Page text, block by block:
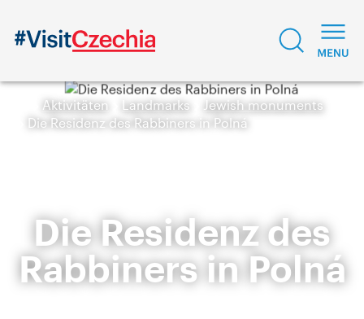
Aktivitäten Landmarks
Jewish monuments
Die Residenz des Rabbiners in Polná
Die Residenz des
Rabbiners in Polná